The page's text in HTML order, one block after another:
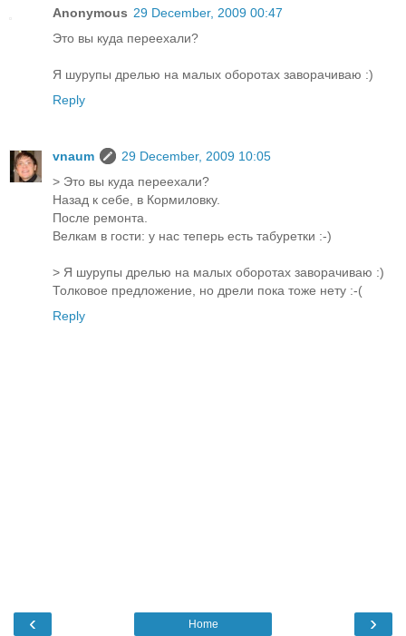
Anonymous 29 December, 2009 00:47
Это вы куда переехали?
Я шурупы дрелью на малых оборотах заворачиваю :)
Reply
vnaum
29 December, 2009 10:05
> Это вы куда переехали?
Назад к себе, в Кормиловку.
После ремонта.
Велкам в гости: у нас теперь есть табуретки :-)
> Я шурупы дрелью на малых оборотах заворачиваю :)
Толковое предложение, но дрели пока тоже нету :-(
Reply
‹ ›
Home